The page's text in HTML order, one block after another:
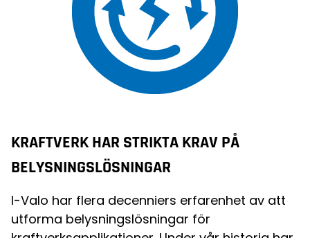
KRAFTVERK HAR STRIKTA KRAV PÅ
BELYSNINGSLÖSNINGAR
I-Valo har flera decenniers erfarenhet av att
utforma belysningslösningar för